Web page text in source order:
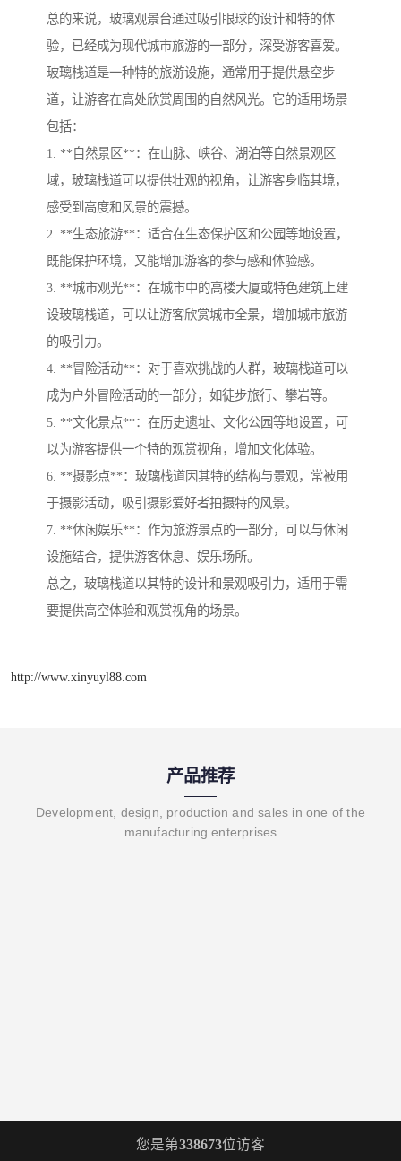
总的来说，玻璃观景台通过吸引眼球的设计和特的体
验，已经成为现代城市旅游的一部分，深受游客喜爱。
玻璃栈道是一种特的旅游设施，通常用于提供悬空步
道，让游客在高处欣赏周围的自然风光。它的适用场景
包括：
1. **自然景区**：在山脉、峡谷、湖泊等自然景观区
域，玻璃栈道可以提供壮观的视角，让游客身临其境，
感受到高度和风景的震撼。
2. **生态旅游**：适合在生态保护区和公园等地设置，
既能保护环境，又能增加游客的参与感和体验感。
3. **城市观光**：在城市中的高楼大厦或特色建筑上建
设玻璃栈道，可以让游客欣赏城市全景，增加城市旅游
的吸引力。
4. **冒险活动**：对于喜欢挑战的人群，玻璃栈道可以
成为户外冒险活动的一部分，如徒步旅行、攀岩等。
5. **文化景点**：在历史遗址、文化公园等地设置，可
以为游客提供一个特的观赏视角，增加文化体验。
6. **摄影点**：玻璃栈道因其特的结构与景观，常被用
于摄影活动，吸引摄影爱好者拍摄特的风景。
7. **休闲娱乐**：作为旅游景点的一部分，可以与休闲
设施结合，提供游客休息、娱乐场所。
总之，玻璃栈道以其特的设计和景观吸引力，适用于需
要提供高空体验和观赏视角的场景。
http://www.xinyuyl88.com
产品推荐
Development, design, production and sales in one of the
manufacturing enterprises
您是第338673位访客